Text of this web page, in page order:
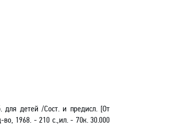
для детей /Сост. и предисл. [От
во, 1968. - 210 с.,ил. - 70к. 30.000